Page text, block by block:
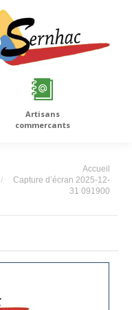
Artisans
commercants
Accueil
Capture d’écran 2025-12-
31 091900